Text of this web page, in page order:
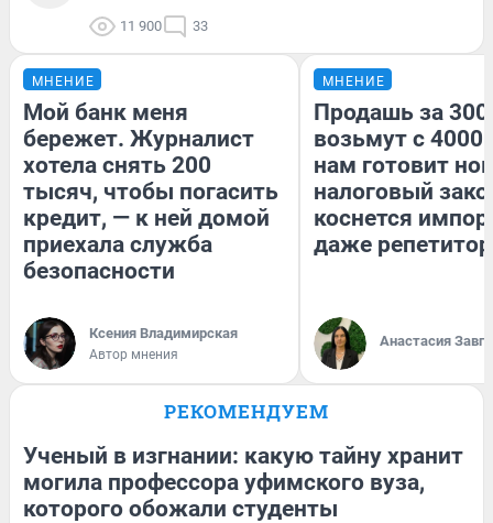
11 900 33
МНЕНИЕ
Мой банк меня
бережет. Журналист
хотела снять 200
тысяч, чтобы погасить
кредит, — к ней домой
приехала служба
безопасности
Ксения Владимирская
Автор мнения
МНЕНИЕ
Продашь за
возьмут с
нам готовит
налоговый
коснется
даже
Анастасия
РЕКОМЕНДУЕМ
Ученый в изгнании: какую тайну хранит
могила профессора уфимского вуза,
которого обожали студенты